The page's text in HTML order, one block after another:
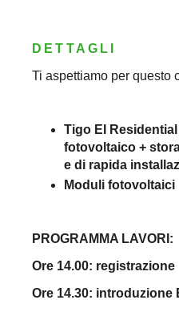
DETTAGLI
Ti aspettiamo per questo
Tigo EI
fotovoltaico +
e di rapida
Moduli fotovoltaici
PROGRAMMA LAVORI:
Ore 14.00:
Ore 14.30: introduzione